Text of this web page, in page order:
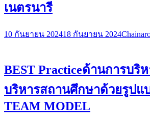
เนตรนารี
10 กันยายน 202418 กันยายน 2024
BEST Practiceด้านการบริ
บริหารสถานศึกษาด้วยรูปแ
TEAM MODEL